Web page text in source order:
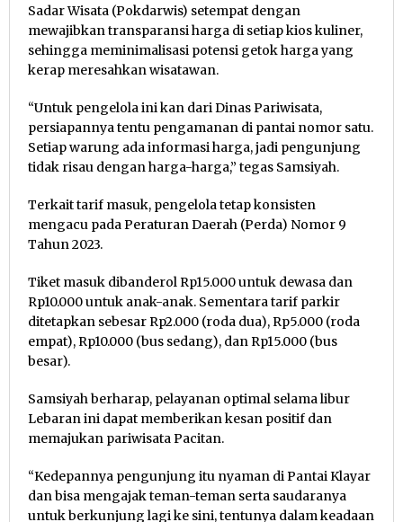
Sadar Wisata (Pokdarwis) setempat dengan
mewajibkan transparansi harga di setiap kios kuliner,
sehingga meminimalisasi potensi getok harga yang
kerap meresahkan wisatawan.
“Untuk pengelola ini kan dari Dinas Pariwisata,
persiapannya tentu pengamanan di pantai nomor satu.
Setiap warung ada informasi harga, jadi pengunjung
tidak risau dengan harga-harga,” tegas Samsiyah.
Terkait tarif masuk, pengelola tetap konsisten
mengacu pada Peraturan Daerah (Perda) Nomor 9
Tahun 2023.
Tiket masuk dibanderol Rp15.000 untuk dewasa dan
Rp10.000 untuk anak-anak. Sementara tarif parkir
ditetapkan sebesar Rp2.000 (roda dua), Rp5.000 (roda
empat), Rp10.000 (bus sedang), dan Rp15.000 (bus
besar).
Samsiyah berharap, pelayanan optimal selama libur
Lebaran ini dapat memberikan kesan positif dan
memajukan pariwisata Pacitan.
“Kedepannya pengunjung itu nyaman di Pantai Klayar
dan bisa mengajak teman-teman serta saudaranya
untuk berkunjung lagi ke sini, tentunya dalam keadaan